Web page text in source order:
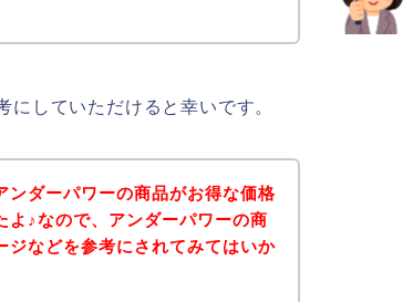
していただけると幸いです。
ンダーパワーの商品がお得な価格
よ♪なので、アンダーパワーの商
ジなどを参考にされてみてはいか